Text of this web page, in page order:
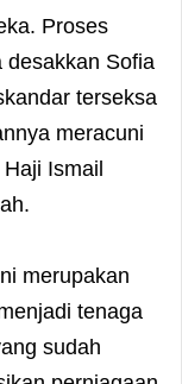
Proses
desakkan Sofia
terseksa
meracuni
Ismail
merupakan
tenaga
sudah